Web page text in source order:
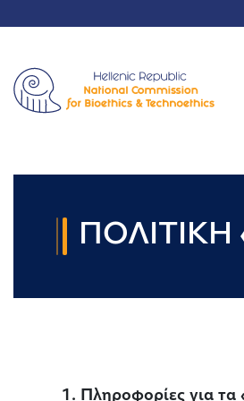
ΠΟΛΙΤΙΚΗ
1. Πληροφορίες για τα